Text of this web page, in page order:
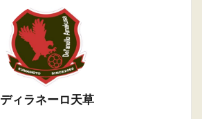
ディラネーロ天草